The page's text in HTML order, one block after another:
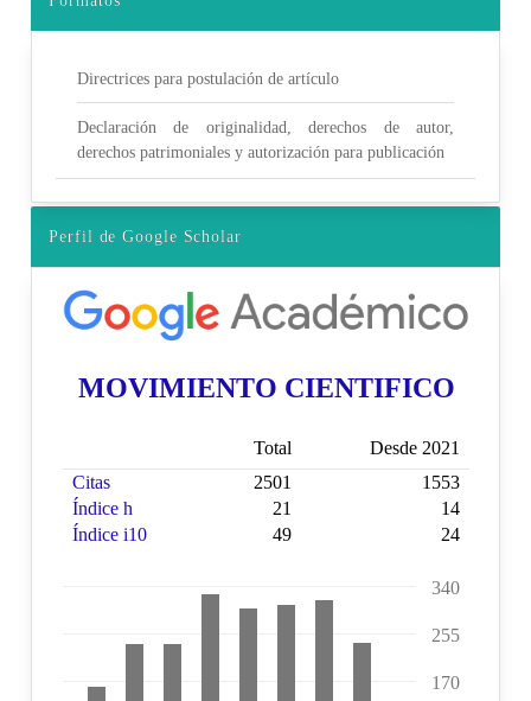
Directrices para postulación de artículo
Declaración de originalidad, derechos de autor,
derechos patrimoniales y autorización para publicación
Perfil de Google Scholar